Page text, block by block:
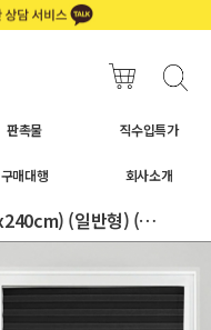
판촉물 직수입특가
구매대행 회사소개
무드랩 붙이는 셀프 블라인드(90x240cm) (일반형) (블랙)